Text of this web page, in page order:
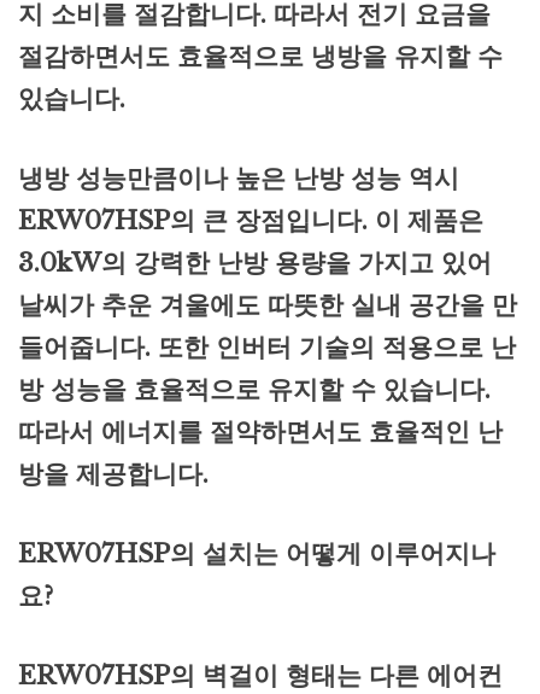
지 소비를 절감합니다. 따라서 전기 요금을
절감하면서도 효율적으로 냉방을 유지할 수
있습니다.
냉방 성능만큼이나 높은 난방 성능 역시
ERW07HSP의 큰 장점입니다. 이 제품은
3.0kW의 강력한 난방 용량을 가지고 있어
날씨가 추운 겨울에도 따뜻한 실내 공간을 만
들어줍니다. 또한 인버터 기술의 적용으로 난
방 성능을 효율적으로 유지할 수 있습니다.
따라서 에너지를 절약하면서도 효율적인 난
방을 제공합니다.
ERW07HSP의 설치는 어떻게 이루어지나
요?
ERW07HSP의 벽걸이 형태는 다른 에어컨